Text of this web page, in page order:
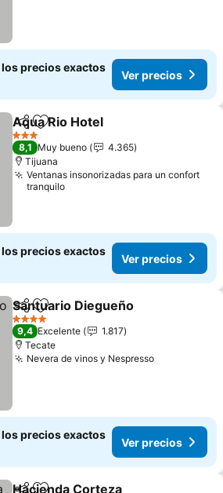
precios exactos
Ver precios
CompartirAgregar a favoritos
Aqua Rio Hotel
3 Estrellas
8,1 Muy bueno
4.365
Tijuana
Ventanas insonorizadas para un confort
tranquilo
precios exactos
Ver precios
CompartirAgregar a favoritos
Santuario Diegueño
4 Estrellas
9,4 Excelente
1.817
Tecate
Nevera de vinos y NespressoVer precios
precios exactos
Ver precios
Hacienda Corteza